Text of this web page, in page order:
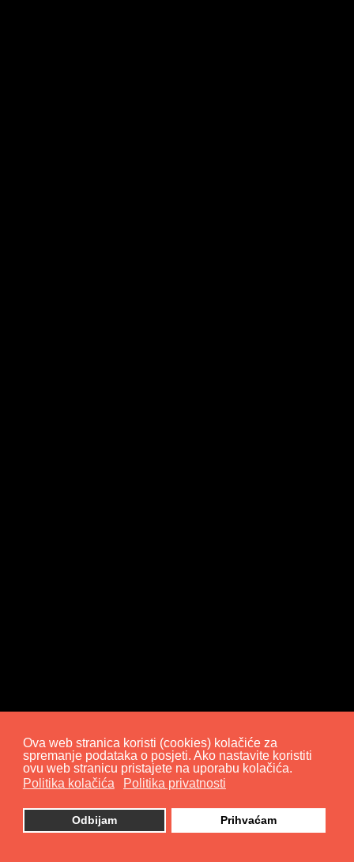
Ova web stranica koristi (cookies) kolačiće za
spremanje podataka o posjeti. Ako nastavite koristiti
ovu web stranicu pristajete na uporabu kolačića.
Politika kolačića
Politika privatnosti
Odbijam Prihvaćam